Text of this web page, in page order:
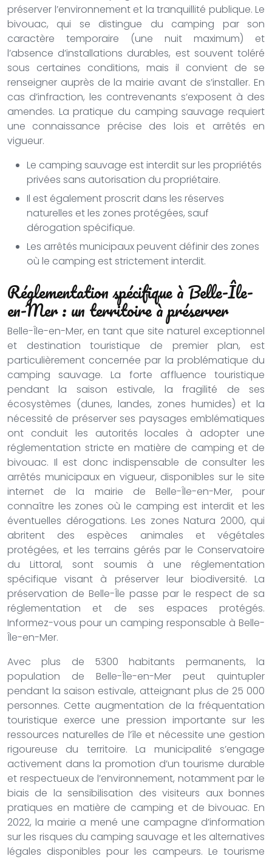
préserver l’environnement et la tranquillité publique. Le
bivouac, qui se distingue du camping par son
caractère temporaire (une nuit maximum) et
l’absence d’installations durables, est souvent toléré
sous certaines conditions, mais il convient de se
renseigner auprès de la mairie avant de s’installer. En
cas d’infraction, les contrevenants s’exposent à des
amendes. La pratique du camping sauvage requiert
une connaissance précise des lois et arrêtés en
vigueur.
Le camping sauvage est interdit sur les propriétés
privées sans autorisation du propriétaire.
Il est également proscrit dans les réserves
naturelles et les zones protégées, sauf
dérogation spécifique.
Les arrêtés municipaux peuvent définir des zones
où le camping est strictement interdit.
Réglementation spécifique à Belle-Île-
en-Mer : un territoire à préserver
Belle-Île-en-Mer, en tant que site naturel exceptionnel
et destination touristique de premier plan, est
particulièrement concernée par la problématique du
camping sauvage. La forte affluence touristique
pendant la saison estivale, la fragilité de ses
écosystèmes (dunes, landes, zones humides) et la
nécessité de préserver ses paysages emblématiques
ont conduit les autorités locales à adopter une
réglementation stricte en matière de camping et de
bivouac. Il est donc indispensable de consulter les
arrêtés municipaux en vigueur, disponibles sur le site
internet de la mairie de Belle-Île-en-Mer, pour
connaître les zones où le camping est interdit et les
éventuelles dérogations. Les zones Natura 2000, qui
abritent des espèces animales et végétales
protégées, et les terrains gérés par le Conservatoire
du Littoral, sont soumis à une réglementation
spécifique visant à préserver leur biodiversité. La
préservation de Belle-Île passe par le respect de sa
réglementation et de ses espaces protégés.
Informez-vous pour un camping responsable à Belle-
Île-en-Mer.
Avec plus de 5300 habitants permanents, la
population de Belle-Île-en-Mer peut quintupler
pendant la saison estivale, atteignant plus de 25 000
personnes. Cette augmentation de la fréquentation
touristique exerce une pression importante sur les
ressources naturelles de l’île et nécessite une gestion
rigoureuse du territoire. La municipalité s’engage
activement dans la promotion d’un tourisme durable
et respectueux de l’environnement, notamment par le
biais de la sensibilisation des visiteurs aux bonnes
pratiques en matière de camping et de bivouac. En
2022, la mairie a mené une campagne d’information
sur les risques du camping sauvage et les alternatives
légales disponibles pour les campeurs. Le tourisme